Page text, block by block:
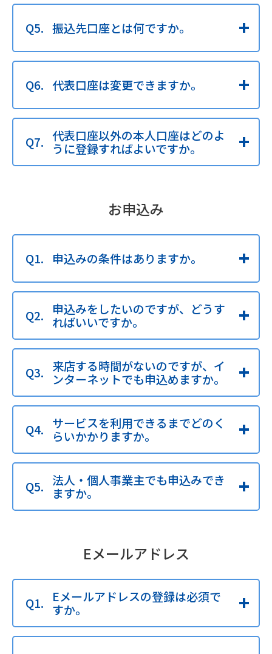
振込先口座とは何ですか。
代表口座は変更できますか。
代表口座以外の本人口座はどのよ
うに登録すればよいですか。
お申込み
申込みの条件はありますか。
申込みをしたいのですが、どうす
ればいいですか。
来店する時間がないのですが、イ
ンターネットでも申込めますか。
サービスを利用できるまでどのく
らいかかりますか。
法人・個人事業主でも申込みでき
ますか。
Eメールアドレス
Eメールアドレスの登録は必須で
すか。